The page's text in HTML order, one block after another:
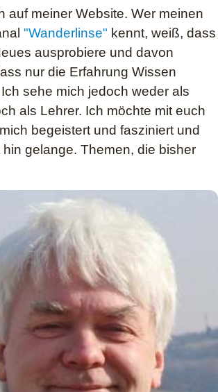
auf meiner Website. Wer meinen
"Wanderlinse" kennt, weiß, dass
ausprobiere und davon
nur die Erfahrung Wissen
sehe mich jedoch weder als
als Lehrer. Ich möchte mit euch
begeistert und fasziniert und
hin gelange. Themen, die bisher